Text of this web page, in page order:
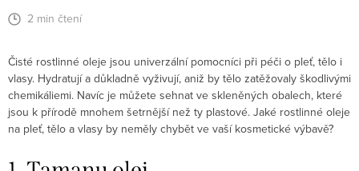
2 min čtení
Čisté rostlinné oleje jsou univerzální pomocníci při péči o pleť, tělo i
vlasy. Hydratují a důkladně vyživují, aniž by tělo zatěžovaly škodlivými
chemikáliemi. Navíc je můžete sehnat ve skleněných obalech, které
jsou k přírodě mnohem šetrnější než ty plastové. Jaké rostlinné oleje
na pleť, tělo a vlasy by neměly chybět ve vaší kosmetické výbavě?